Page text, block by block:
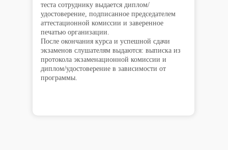
теста сотруднику выдается диплом/
удостоверение, подписанное председателем
аттестационной комиссии и заверенное
печатью организации.
После окончания курса и успешной сдачи
экзаменов слушателям выдаются: выписка из
протокола экзаменационной комиссии и
диплом/удостоверение в зависимости от
программы.